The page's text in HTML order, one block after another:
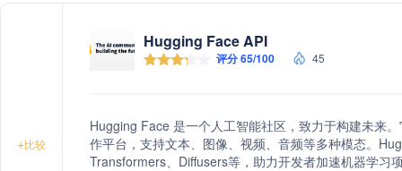
+比较
Hugging Face API
评分 65/100 45
Hugging Face 是一个人工智能社区，致力于构建未来
作平台，支持文本、图像、视频、音频等多种模态。
Transformers、Diffusers等，助力开发者加速机器学习